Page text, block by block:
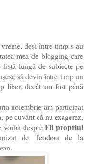
deși între timp s-au
mea de blogging care
lungă de subiecte pe
să devin între timp un
liber, decât am fost până
noiembrie am participat
pe cuvânt că nu exagerez,
vorba despreFii propriul
de Teodora de la